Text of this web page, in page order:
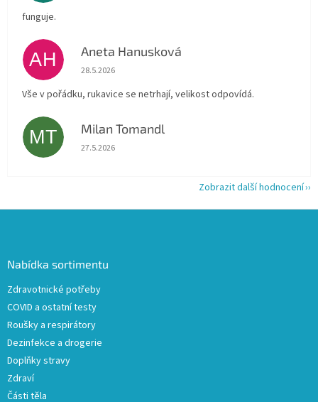
funguje.
AH Aneta Hanusková
Hodnocení obchodu je 5 z 5 hvězdiček.
28.5.2026
Vše v pořádku, rukavice se netrhají, velikost odpovídá.
MT Milan Tomandl
Hodnocení obchodu je 5 z 5 hvězdiček.
27.5.2026
Zobrazit další hodnocení
Nabídka sortimentu
Zdravotnické potřeby
COVID a ostatní testy
Roušky a respirátory
Dezinfekce a drogerie
Doplňky stravy
Zdraví
Části těla